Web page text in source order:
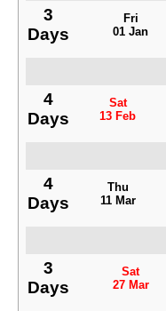
3
Days
Fri
01 Jan
4
Days
Sat
13 Feb
4
Days
Thu
11 Mar
3
Days
Sat
27 Mar